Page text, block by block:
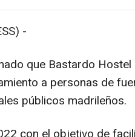
-
que Bastardo
a personas de
públicos madrileños.